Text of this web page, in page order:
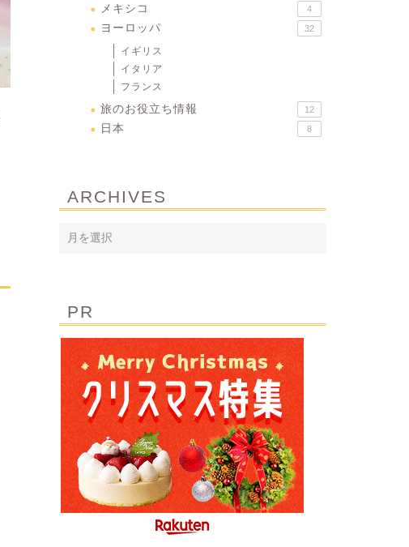
メキシコ 4
ヨーロッパ 32
イギリス
イタリア
フランス
旅のお役立ち情報 12
日本 8
ARCHIVES
PR